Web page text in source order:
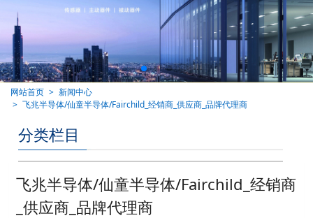
网站首页
新闻中心
飞兆半导体/仙童半导体/Fairchild_经销商_供应商_品牌代理商
分类栏目
飞兆半导体/仙童半导体/Fairchild_经销商
_供应商_品牌代理商